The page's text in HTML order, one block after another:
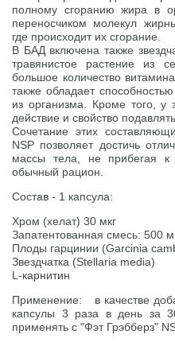
полному сгоранию жира в
переносчиком молекул
где происходит их сгорание.
В БАД включена также
травянистое растение из
большое количество
также обладает
из организма. Кроме того, у
действие и свойство
Сочетание этих
NSP позволяет достичь
массы тела, не прибегая к
обычный рацион.
Состав - 1 капсула:
Хром (хелат) 30 мкг
Запатентованная смесь: 500
Плоды гарцинии (Garcinia
Звездчатка (Stellaria media)
L-карнитин
Применение: в качестве
капсулы 3 раза в день за
применять с "Фэт Грэбберз"